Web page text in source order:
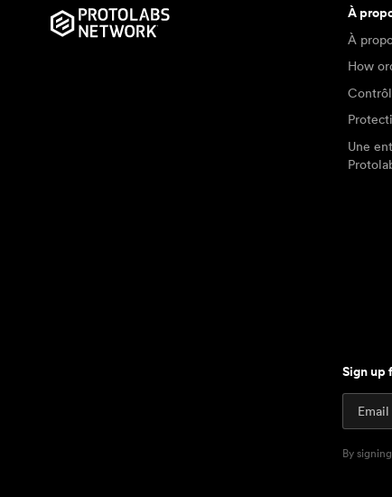
À
À
How
Une
Sign up
By